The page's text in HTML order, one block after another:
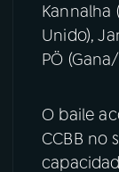
ACOMPANHE A
YouTube
TikTok
Kannalha
Unido),
PÖ
O baile
CCBB no